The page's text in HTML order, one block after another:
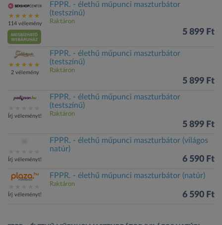
114 vélemény
FPPR. - élethű műpunci maszturbátor
(testszínű)
Raktáron
5 899 Ft
2 vélemény
FPPR. - élethű műpunci maszturbátor
(testszínű)
Raktáron
5 899 Ft
Írj véleményt!
FPPR. - élethű műpunci maszturbátor
(testszínű)
Raktáron
5 899 Ft
Írj véleményt!
FPPR. - élethű műpunci maszturbátor (világos
natúr)
6 590 Ft
Írj véleményt!
FPPR. - élethű műpunci maszturbátor (natúr)
Raktáron
6 590 Ft